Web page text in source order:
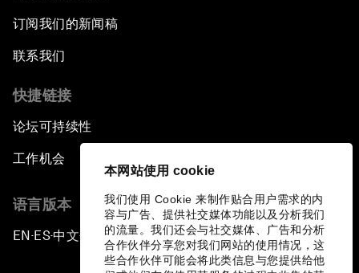
本网站使用 cookie
我们使用 Cookie 来制作贴合用户需求的内
容与广告、提供社交媒体功能以及分析我们
的流量。我们还会与社交媒体、广告和分析
合作伙伴分享您对我们网站的使用情况，这
些合作伙伴可能会将此类信息与您提供给他
订阅我们的新闻稿
联系我们
快捷链接
论坛可持续性
工作机会
语言版本
EN ▪ES▪中文▪ 日本語